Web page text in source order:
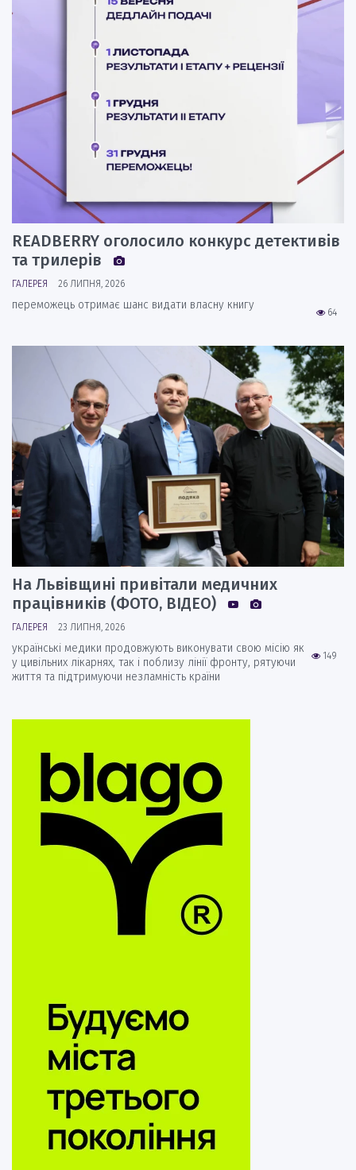
READBERRY оголосило конкурс детективів
та трилерів
ГАЛЕРЕЯ 26 ЛИПНЯ, 2026
64
переможець отримає шанс видати власну книгу
На Львівщині привітали медичних
працівників (ФОТО, ВІДЕО)
ГАЛЕРЕЯ 23 ЛИПНЯ, 2026
149
українські медики продовжують виконувати свою місію як
у цивільних лікарнях, так і поблизу лінії фронту, рятуючи
життя та підтримуючи незламність країни